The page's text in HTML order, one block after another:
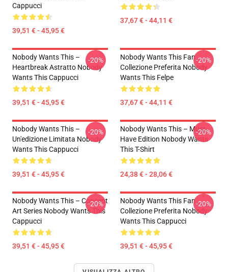
Cappucci
39,51 € - 45,95 €
37,67 € - 44,11 €
Nobody Wants This –
Heartbreak Astratto Nobody
Wants This Cappucci
39,51 € - 45,95 €
-20%
Nobody Wants This Fan
Collezione Preferita Nobody
Wants This Felpe
37,67 € - 44,11 €
-20%
Nobody Wants This –
Un'edizione Limitata Nobody
Wants This Cappucci
39,51 € - 45,95 €
-20%
Nobody Wants This – Must-
Have Edition Nobody Wants
This T-Shirt
24,38 € - 28,06 €
-20%
Nobody Wants This – Concept
Art Series Nobody Wants This
Cappucci
39,51 € - 45,95 €
-20%
Nobody Wants This Fan
Collezione Preferita Nobody
Wants This Cappucci
39,51 € - 45,95 €
-20%